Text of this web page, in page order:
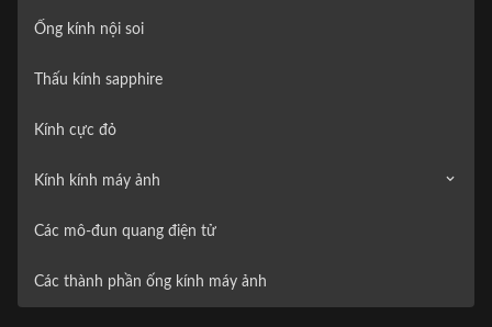
Ống kính nội soi
Thấu kính sapphire
Kính cực đỏ
Kính kính máy ảnh
Camera giám sát
Máy ảnh xe
Các mô-đun quang điện tử
Các thành phần ống kính máy ảnh